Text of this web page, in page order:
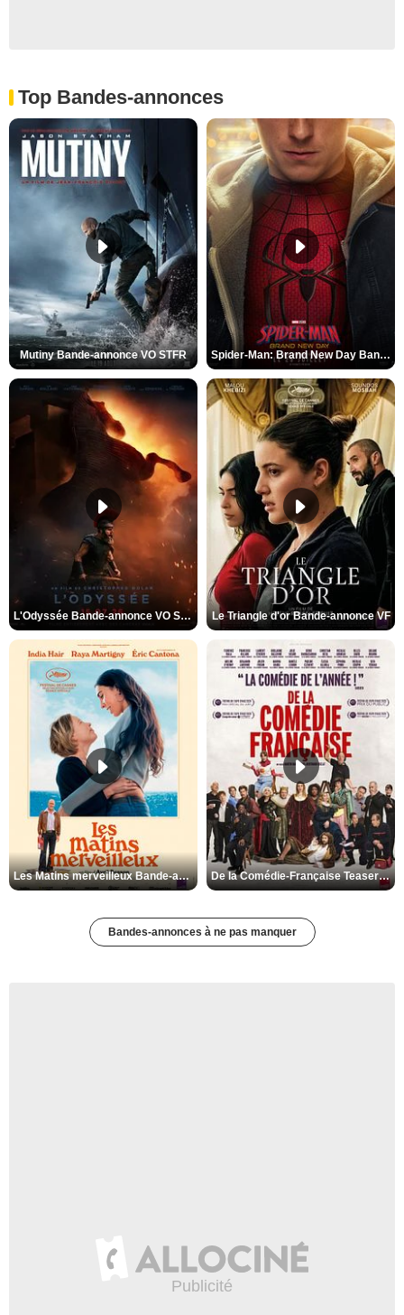
Top Bandes-annonces
Mutiny Bande-annonce VO STFR Spider-Man: Brand New Day Bande-annonce VO STFR
L'Odyssée Bande-annonce VO STFR Le Triangle d'or Bande-annonce VF
Les Matins merveilleux Bande-annonce VF De la Comédie-Française Teaser VF
Bandes-annonces à ne pas manquer